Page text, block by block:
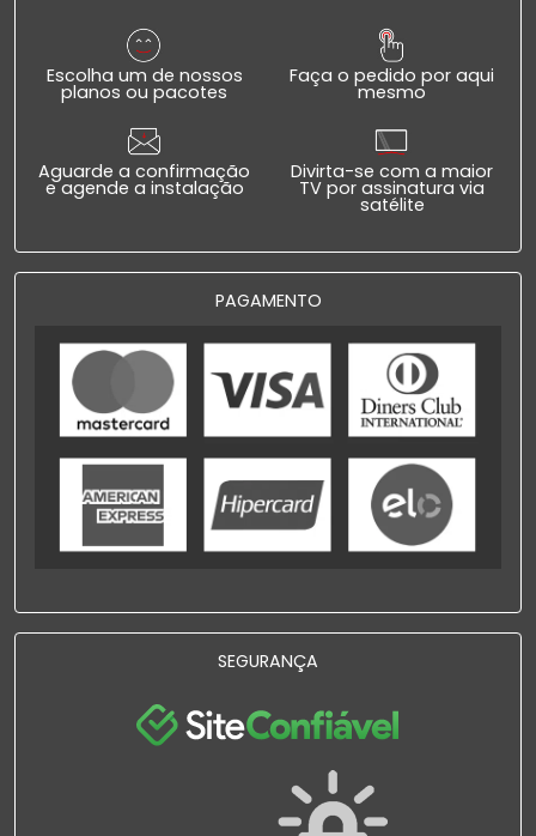
Escolha um de nossos
planos ou pacotes
Faça o pedido por aqui
mesmo
Aguarde a confirmação
e agende a instalação
Divirta-se com a maior
TV por assinatura via
satélite
PAGAMENTO
SEGURANÇA